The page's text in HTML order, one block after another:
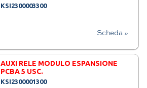
KSI2300003300
Scheda »
AUXI RELE MODULO ESPANSIONE
PCBA 5 USC.
KSI2300001300